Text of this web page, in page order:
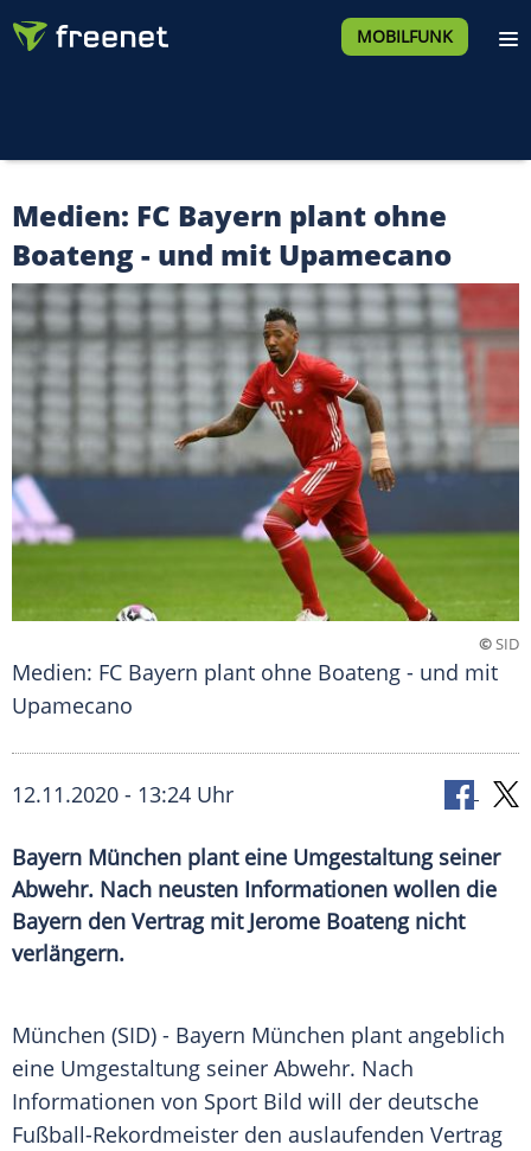
MOBILFUNK
Medien: FC Bayern plant ohne
Boateng - und mit Upamecano
©SID
Medien: FC Bayern plant ohne Boateng - und mit
Upamecano
12.11.2020 - 13:24 Uhr
Bayern München plant eine Umgestaltung seiner
Abwehr. Nach neusten Informationen wollen die
Bayern den Vertrag mit Jerome Boateng nicht
verlängern.
München (SID) - Bayern München plant angeblich
eine Umgestaltung seiner Abwehr. Nach
Informationen von Sport Bild will der deutsche
Fußball-Rekordmeister den auslaufenden Vertrag